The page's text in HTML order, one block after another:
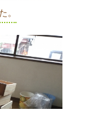
。